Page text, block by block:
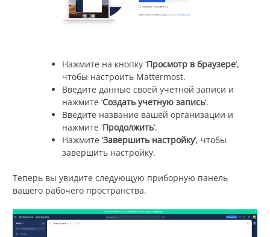
Нажмите на кнопку ‘Просмотр в браузере‘,
чтобы настроить Mattermost.
Введите данные своей учетной записи и
нажмите ‘Создать учетную запись‘.
Введите название вашей организации и
нажмите ‘Продолжить‘.
Нажмите ‘Завершить настройку‘, чтобы
завершить настройку.
Теперь вы увидите следующую приборную панель
вашего рабочего пространства.